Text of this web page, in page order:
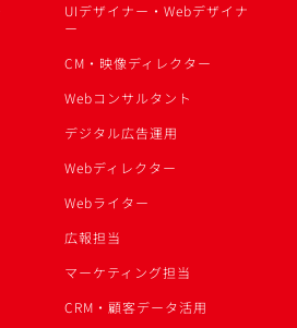
UIデザイナー・Webデザイナ
ー
CM・映像ディレクター
Webコンサルタント
デジタル広告運用
Webディレクター
Webライター
広報担当
マーケティング担当
CRM・顧客データ活用